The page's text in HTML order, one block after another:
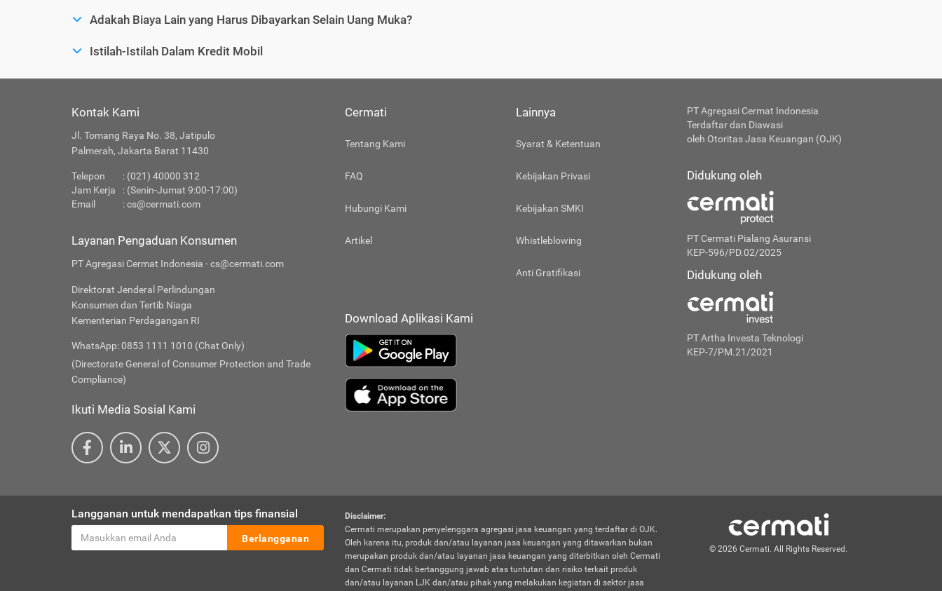
Adakah Biaya Lain yang Harus Dibayarkan Selain Uang Muka?
Istilah-Istilah Dalam Kredit Mobil
Kontak Kami
Jl. Tomang Raya No. 38, Jatipulo
Palmerah, Jakarta Barat 11430
Telepon
: (021) 40000 312
Jam Kerja
: (Senin-Jumat 9:00-17:00)
Email
:cs@cermati.com
Layanan Pengaduan Konsumen
PT Agregasi Cermat Indonesia - cs@cermati.com
Direktorat Jenderal Perlindungan
Konsumen dan Tertib Niaga
Kementerian Perdagangan RI
WhatsApp: 0853 1111 1010 (Chat Only)
(Directorate General of Consumer Protection and Trade
Compliance)
Ikuti Media Sosial Kami
Cermati
Tentang Kami
FAQ
Hubungi Kami
Artikel
Lainnya
Syarat & Ketentuan
Kebijakan Privasi
Kebijakan SMKI
Whistleblowing
Anti Gratifikasi
Download Aplikasi Kami
PT Agregasi Cermat Indonesia
Terdaftar dan Diawasi
oleh Otoritas Jasa Keuangan (OJK)
Didukung oleh
PT Cermati Pialang Asuransi
KEP-596/PD.02/2025
Didukung oleh
PT Artha Investa Teknologi
KEP-7/PM.21/2021
Langganan untuk mendapatkan tips finansial
Berlangganan
Disclaimer:
Cermati merupakan penyelenggara agregasi jasa keuangan yang terdaftar di OJK.
Oleh karena itu, produk dan/atau layanan jasa keuangan yang ditawarkan bukan
merupakan produk dan/atau layanan jasa keuangan yang diterbitkan oleh Cermati
dan Cermati tidak bertanggung jawab atas tuntutan dan risiko terkait produk
dan/atau layanan LJK dan/atau pihak yang melakukan kegiatan di sektor jasa
© 2026 Cermati. All Rights Reserved.